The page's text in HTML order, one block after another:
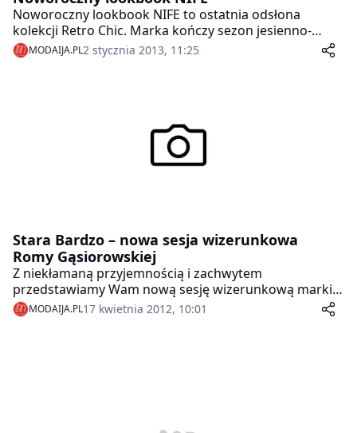
Noworoczny lookbook NIFE to ostatnia odsłona
kolekcji Retro Chic. Marka kończy sezon jesienno-
zimowy mocnym akcentem w postaci linii
przedłużanych żakietów, ołówkowych spódnic oraz
MODAIJA.PL2 stycznia 2013, 11:25
Stara Bardzo – nowa sesja wizerunkowa
Romy Gąsiorowskiej
Z niekłamaną przyjemnością i zachwytem
przedstawiamy Wam nową sesję wizerunkową marki
Stara Bardzo Romy Gąsiorowskiej.
MODAIJA.PL17 kwietnia 2012, 10:01